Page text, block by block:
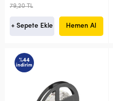
79,20 TL
+ Sepete Ekle Hemen Al
%44
indirim